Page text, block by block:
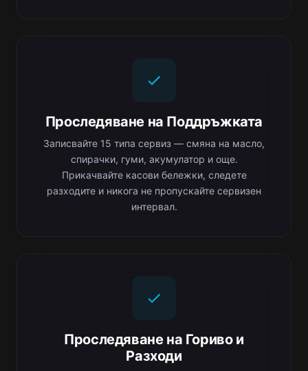
Проследяване на Поддръжката
Записвайте 15 типа сервиз — смяна на масло,
спирачки, гуми, акумулатор и още.
Прикачвайте касови бележки, следете
разходите и никога не пропускайте сервизен
интервал.
Проследяване на Гориво и
Разходи